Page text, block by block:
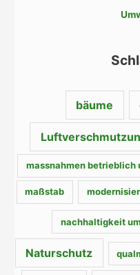
bäume
massnahmen betrieblich
maßstab
nachhaltigkeit
Naturschutz